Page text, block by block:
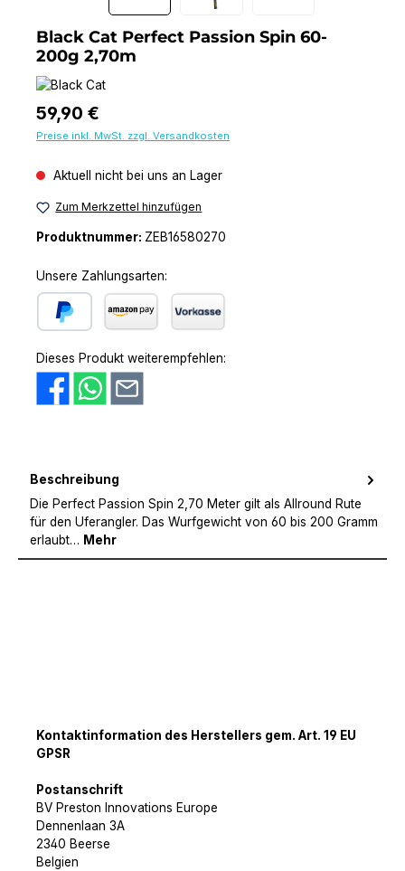
Black Cat Perfect Passion Spin 60-
200g 2,70m
Regulärer Preis:
59,90 €
Preise inkl. MwSt. zzgl. Versandkosten
Aktuell nicht bei uns an Lager
Zum Merkzettel hinzufügen
Produktnummer: ZEB16580270
Unsere Zahlungsarten:
Dieses Produkt weiterempfehlen:
Beschreibung
Die Perfect Passion Spin 2,70 Meter gilt als Allround Rute
für den Uferangler. Das Wurfgewicht von 60 bis 200 Gramm
erlaubt… Mehr
Kontaktinformation des Herstellers gem. Art. 19 EU
GPSR
Postanschrift
BV Preston Innovations Europe
Dennenlaan 3A
2340 Beerse
Belgien